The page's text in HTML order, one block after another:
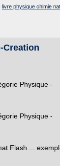
livre physique chimie
Creation
Physique -
Physique -
Flash ...